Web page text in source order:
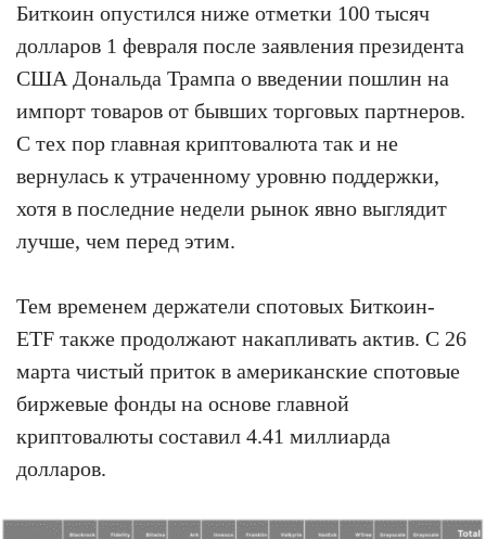
Биткоин опустился ниже отметки 100 тысяч
долларов 1 февраля после заявления президента
США Дональда Трампа о введении пошлин на
импорт товаров от бывших торговых партнеров.
С тех пор главная криптовалюта так и не
вернулась к утраченному уровню поддержки,
хотя в последние недели рынок явно выглядит
лучше, чем перед этим.
Тем временем держатели спотовых Биткоин-
ETF также продолжают накапливать актив. С 26
марта чистый приток в американские спотовые
биржевые фонды на основе главной
криптовалюты составил 4.41 миллиарда
долларов.